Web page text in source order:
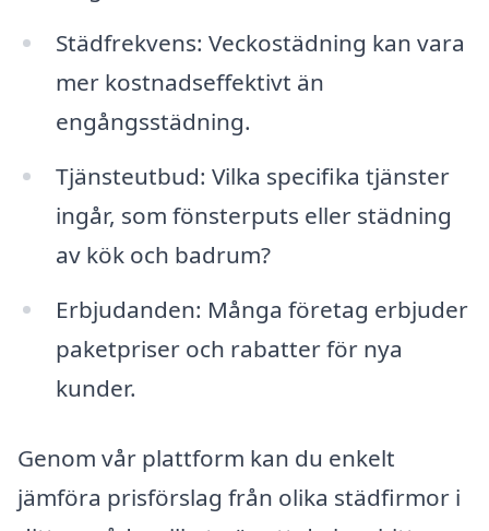
Städfrekvens: Veckostädning kan vara
mer kostnadseffektivt än
engångsstädning.
Tjänsteutbud: Vilka specifika tjänster
ingår, som fönsterputs eller städning
av kök och badrum?
Erbjudanden: Många företag erbjuder
paketpriser och rabatter för nya
kunder.
Genom vår plattform kan du enkelt
jämföra prisförslag från olika städfirmor i